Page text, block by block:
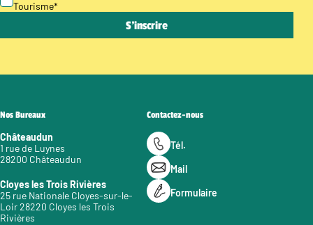
Tourisme*
Nos Bureaux
Châteaudun
1 rue de Luynes
28200 Châteaudun
Cloyes les Trois Rivières
25 rue Nationale Cloyes-sur-le-
Loir 28220 Cloyes les Trois
Rivières
Contactez-nous
Tél.
Mail
Formulaire